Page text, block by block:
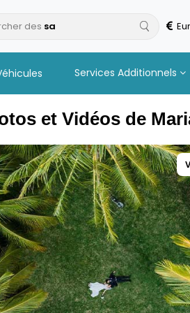
des hotels
Services Additionnels
et Vidéos de